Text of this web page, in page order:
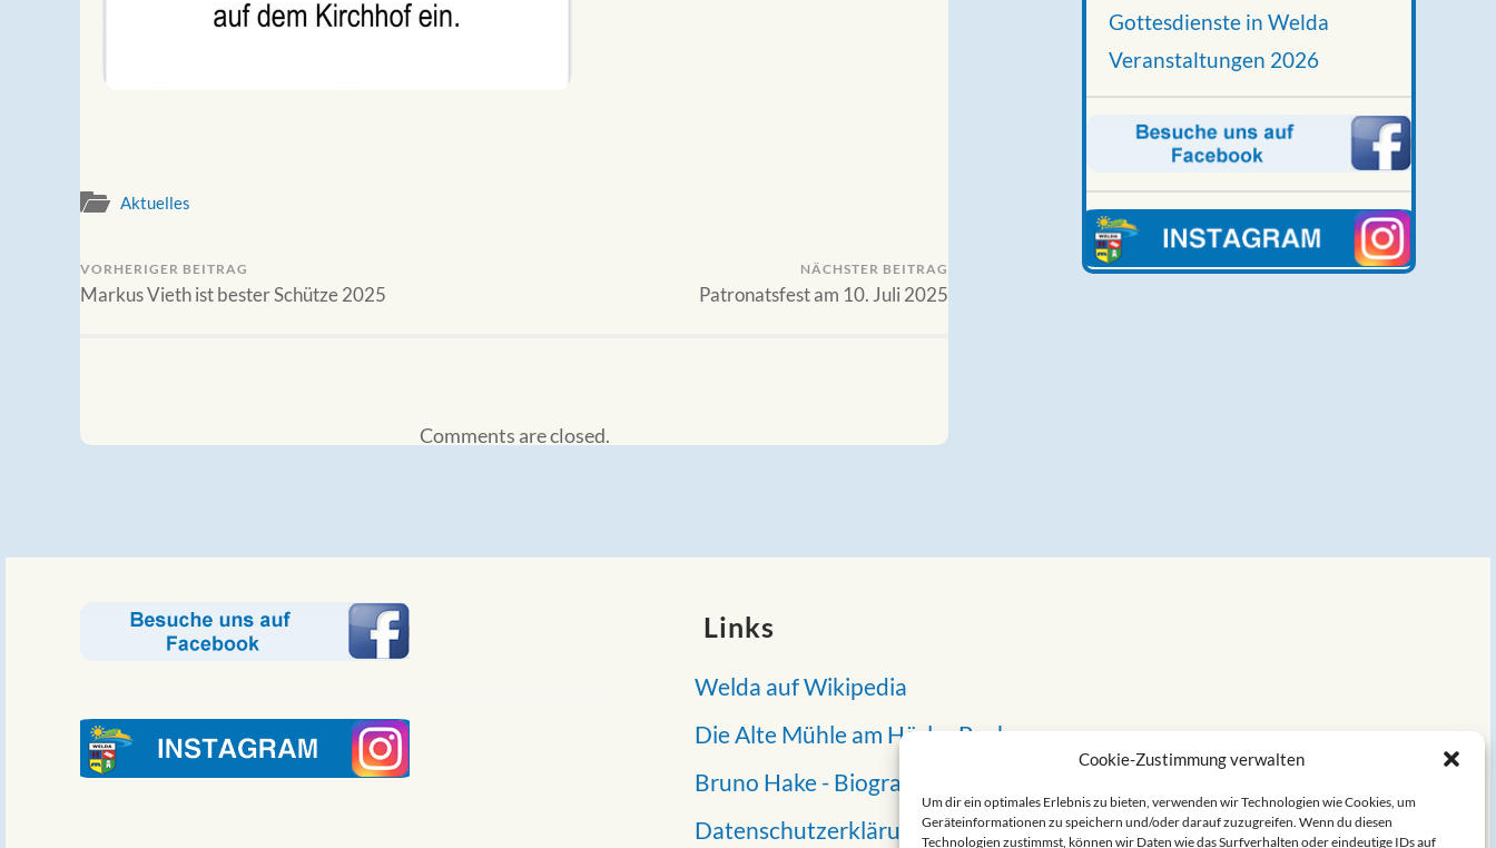
Cookie-Zustimmung verwalten
Um dir ein optimales Erlebnis zu bieten, verwenden wir Technologien wie Cookies, um
Geräteinformationen zu speichern und/oder darauf zuzugreifen. Wenn du diesen
Technologien zustimmst, können wir Daten wie das Surfverhalten oder eindeutige IDs auf
Aktuelles
VORHERIGER BEITRAG
Markus Vieth ist bester Schütze 2025
NÄCHSTER BEITRAG
Patronatsfest am 10. Juli 2025
Comments are closed.
Gottesdienste in Welda
Veranstaltungen 2026
Links
Welda auf Wikipedia
Die Alte Mühle am Hörler Bach
Bruno Hake - Biografie
Datenschutzerklärung